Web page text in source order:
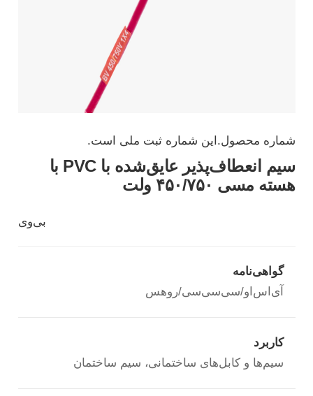
شماره محصول. این شماره ثبت ملی است.
سیم انعطاف‌پذیر عایق‌شده با PVC با
هسته مسی ۴۵۰/۷۵۰ ولت
بی‌وی
گواهی‌نامه
آی‌اس‌او/سی‌سی‌سی/روهس
کاربرد
سیم‌ها و کابل‌های ساختمانی، سیم ساختمان